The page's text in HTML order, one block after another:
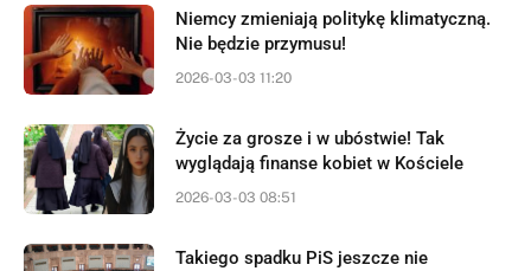
Niemcy zmieniają politykę klimatyczną.
Nie będzie przymusu!
2026-03-03 11:20
Życie za grosze i w ubóstwie! Tak
wyglądają finanse kobiet w Kościele
2026-03-03 08:51
Takiego spadku PiS jeszcze nie